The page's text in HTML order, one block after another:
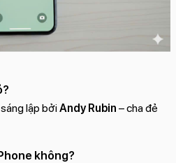
lập bởiAndy Rubin – cha đẻ
không?